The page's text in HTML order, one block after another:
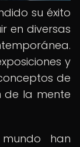
su éxito
en diversas
y
de
de la mente
han